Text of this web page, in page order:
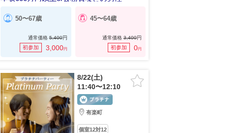
50〜67歳
通常価格5,400円
初参加 3,000円
45〜64歳
通常価格 3,400円
初参加 0円
8/22(土)
11:40〜12:10
有楽町
個室12対12